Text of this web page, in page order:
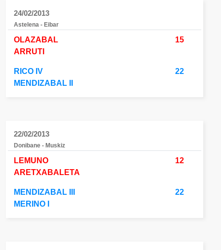
24/02/2013
Astelena - Eibar
OLAZABAL
ARRUTI
15
RICO IV
MENDIZABAL II
22
22/02/2013
Donibane - Muskiz
LEMUNO
ARETXABALETA
12
MENDIZABAL III
MERINO I
22